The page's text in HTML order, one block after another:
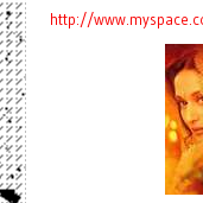
http://